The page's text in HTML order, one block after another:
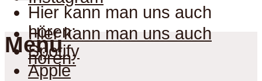
Hier kann man uns auch
hören:
Spotify
Apple
Hier kann man uns auch
hören:
Menu